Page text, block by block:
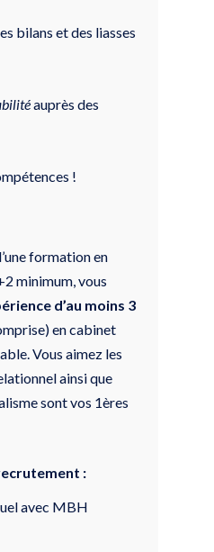
bilans et des liasses
auprès des
!
formation en
minimum, vous
d’au moins 3
en cabinet
Vous aimez les
ainsi que
sont vos 1ères
:
avec MBH